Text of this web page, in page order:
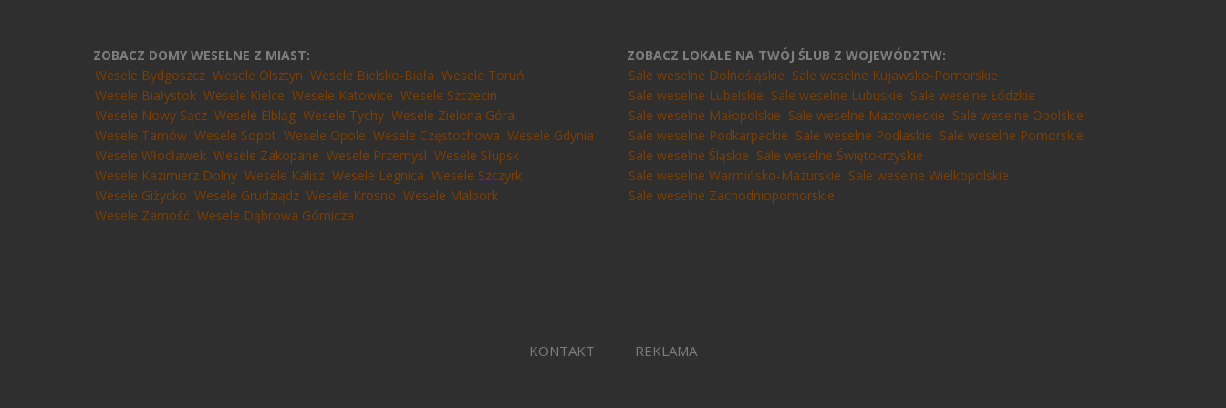
ZOBACZ DOMY WESELNE Z MIAST:
Wesele Bydgoszcz Wesele Olsztyn Wesele Bielsko-Biała Wesele Toruń
Wesele Białystok Wesele Kielce Wesele Katowice Wesele Szczecin
Wesele Nowy Sącz Wesele Elbląg Wesele Tychy Wesele Zielona Góra
Wesele Tarnów Wesele Sopot Wesele Opole Wesele Częstochowa Wesele Gdynia
Wesele Włocławek Wesele Zakopane Wesele Przemyśl Wesele Słupsk
Wesele Kazimierz Dolny Wesele Kalisz Wesele Legnica Wesele Szczyrk
Wesele Giżycko Wesele Grudziądz Wesele Krosno Wesele Malbork
Wesele Zamość Wesele Dąbrowa Górnicza
ZOBACZ LOKALE NA TWÓJ ŚLUB Z WOJEWÓDZTW:
Sale weselne Dolnośląskie Sale weselne Kujawsko-Pomorskie
Sale weselne Lubelskie Sale weselne Lubuskie Sale weselne Łódzkie
Sale weselne Małopolskie Sale weselne Mazowieckie Sale weselne Opolskie
Sale weselne Podkarpackie Sale weselne Podlaskie Sale weselne Pomorskie
Sale weselne Śląskie Sale weselne Świętokrzyskie
Sale weselne Warmińsko-Mazurskie Sale weselne Wielkopolskie
Sale weselne Zachodniopomorskie
KONTAKT REKLAMA